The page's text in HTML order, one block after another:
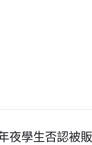
夜學生否認被